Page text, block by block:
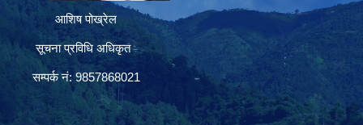
आशिष पोख्रेल
सूचना प्रविधि अधिकृत
सम्पर्क नं: 9857868021